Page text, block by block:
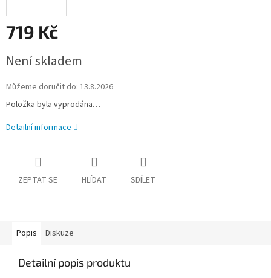
719 Kč
cena:
Není skladem
Můžeme doručit do: 13.8.2026
Položka byla vyprodána…
Detailní informace
ZEPTAT SE HLÍDAT SDÍLET
Popis Diskuze
Detailní popis produktu